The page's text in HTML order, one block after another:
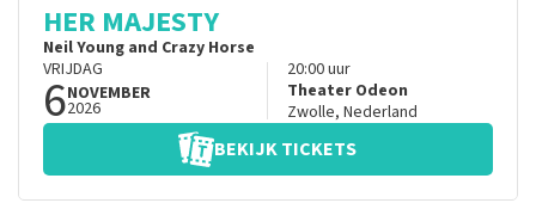
HER MAJESTY
Neil Young and Crazy Horse
VRIJDAG
6NOVEMBER
2026
20:00uur
Theater Odeon
Zwolle, Nederland
BEKIJK TICKETS